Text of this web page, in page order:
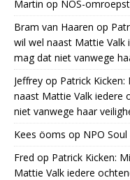
Martin op NOS-
Bram van Haaren op
wil wel naast Mattie
mag dat niet vanwege
Jeffrey op Patrick
naast Mattie Valk iedere
niet vanwege haar
Kees öoms op NPO
Fred op Patrick Kicken:
Mattie Valk iedere